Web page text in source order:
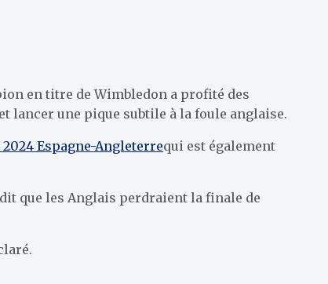
en titre de Wimbledon a profité des
lancer une pique subtile à la foule anglaise.
Espagne-Angleterrequi est également
que les Anglais perdraient la finale de